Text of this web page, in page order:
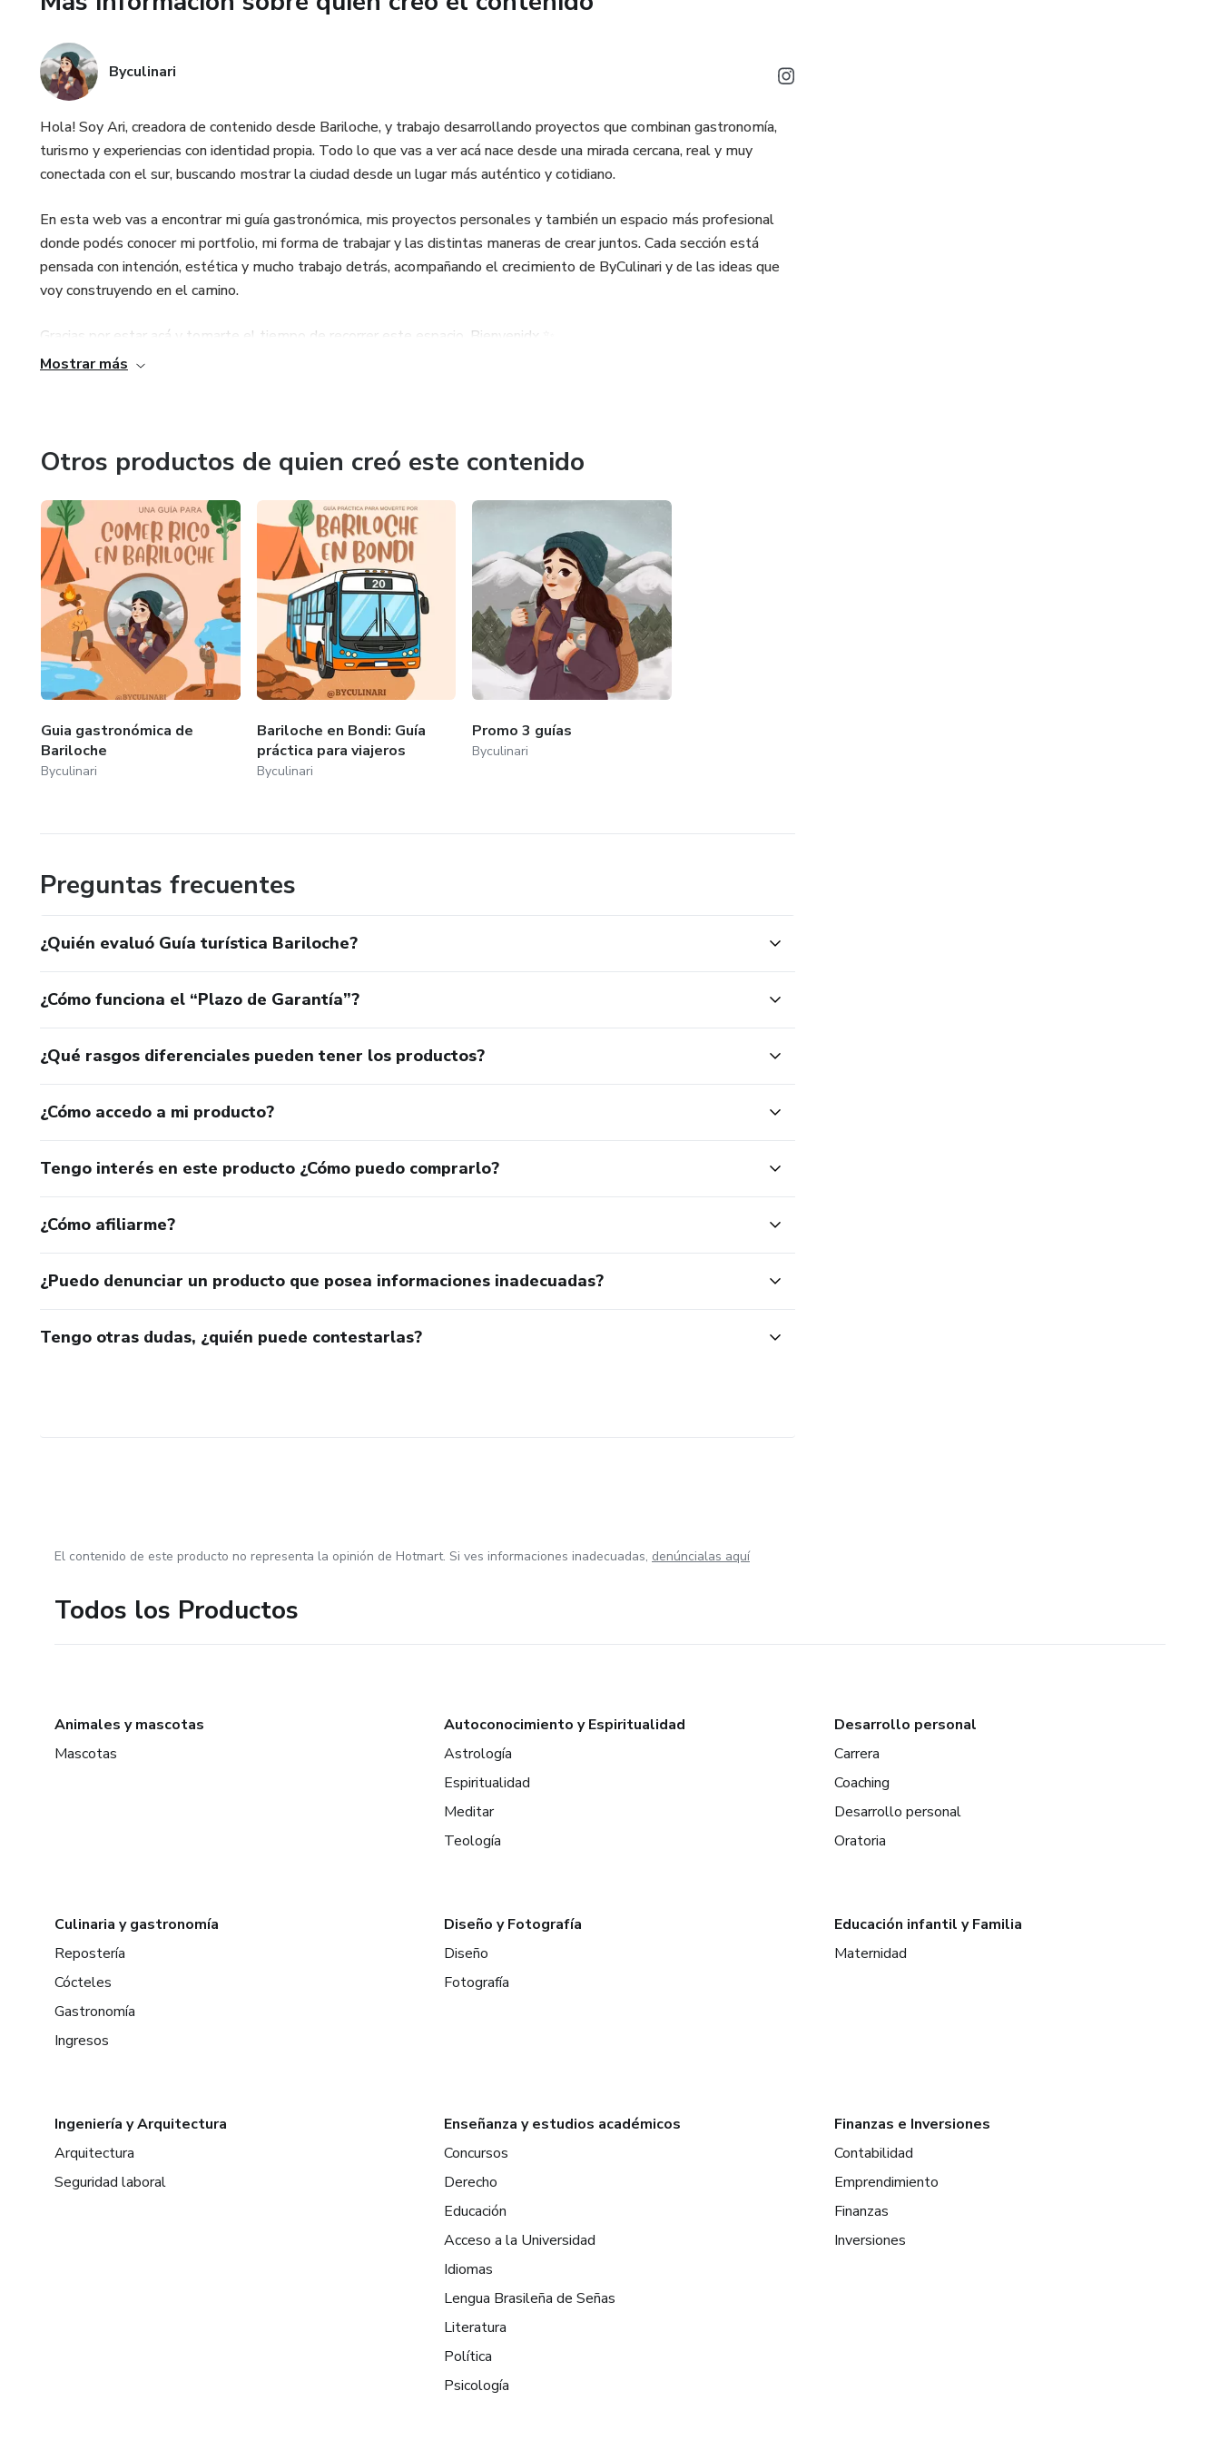
Byculinari
Hola! Soy Ari, creadora de contenido desde Bariloche, y trabajo desarrollando proyectos que combinan gastronomía,
turismo y experiencias con identidad propia. Todo lo que vas a ver acá nace desde una mirada cercana, real y muy
conectada con el sur, buscando mostrar la ciudad desde un lugar más auténtico y cotidiano.
En esta web vas a encontrar mi guía gastronómica, mis proyectos personales y también un espacio más profesional
donde podés conocer mi portfolio, mi forma de trabajar y las distintas maneras de crear juntos. Cada sección está
pensada con intención, estética y mucho trabajo detrás, acompañando el crecimiento de ByCulinari y de las ideas que
voy construyendo en el camino.
Gracias por estar acá y tomarte el tiempo de recorrer este espacio. Bienvenidx ✨
Mostrar más
Otros productos de quien creó este contenido
Guia gastronómica de
Bariloche
Byculinari
Bariloche en Bondi: Guía
práctica para viajeros
Byculinari
Promo 3 guías
Byculinari
Preguntas frecuentes
¿Quién evaluó Guía turística Bariloche?
¿Cómo funciona el “Plazo de Garantía”?
¿Qué rasgos diferenciales pueden tener los productos?
¿Cómo accedo a mi producto?
Tengo interés en este producto ¿Cómo puedo comprarlo?
¿Cómo afiliarme?
¿Puedo denunciar un producto que posea informaciones inadecuadas?
Tengo otras dudas, ¿quién puede contestarlas?
El contenido de este producto no representa la opinión de Hotmart. Si ves informaciones inadecuadas, denúncialas aquí
Todos los Productos
Animales y mascotas
Mascotas
Autoconocimiento y Espiritualidad
Astrología
Espiritualidad
Meditar
Teología
Desarrollo personal
Carrera
Coaching
Desarrollo personal
Oratoria
Culinaria y gastronomía
Repostería
Cócteles
Gastronomía
Ingresos
Diseño y Fotografía
Diseño
Fotografía
Educación infantil y Familia
Maternidad
Ingeniería y Arquitectura
Arquitectura
Seguridad laboral
Enseñanza y estudios académicos
Concursos
Derecho
Educación
Acceso a la Universidad
Idiomas
Lengua Brasileña de Señas
Literatura
Política
Psicología
Finanzas e Inversiones
Contabilidad
Emprendimiento
Finanzas
Inversiones